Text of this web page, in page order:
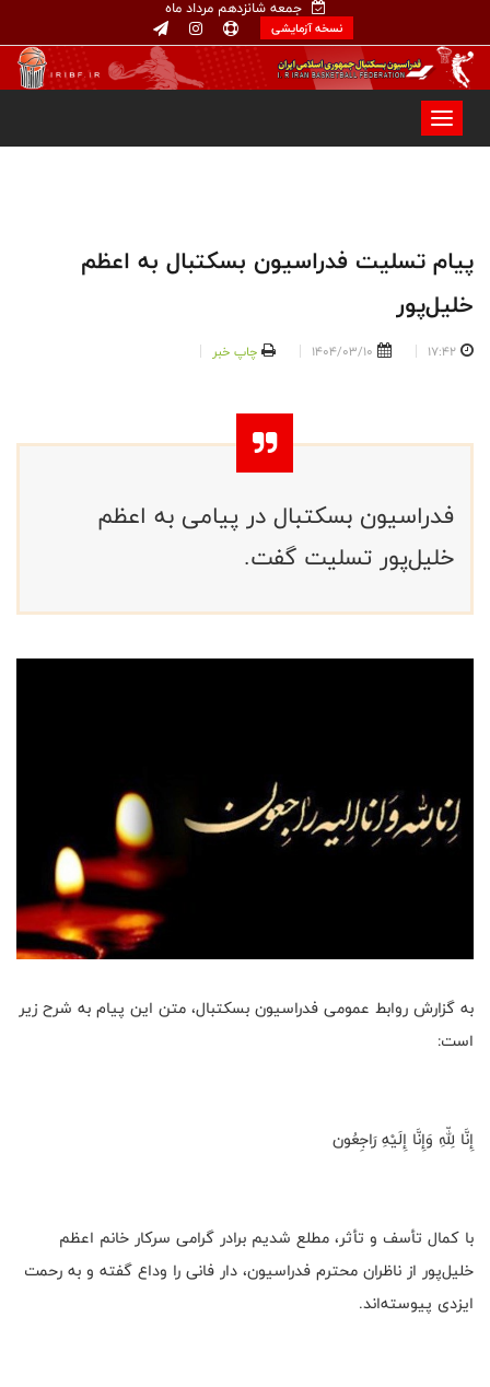
جمعه شانزدهم مرداد ماه
نسخه آزمایشی
پیام تسلیت فدراسیون بسکتبال به اعظم
خلیل‌پور
17:42
1404/03/10 چاپ خبر
فدراسیون بسکتبال در پیامی به اعظم
خلیل‌پور تسلیت گفت.
به گزارش روابط عمومی فدراسیون بسکتبال، متن این پیام به شرح زیر
است:
إِنَّا لِلّهِ وَإِنَّا إِلَیْهِ رَاجِعُون
با کمال تأسف و تأثر، مطلع شدیم برادر گرامی سرکار خانم اعظم
خلیل‌پور از ناظران محترم فدراسیون، دار فانی را وداع گفته و به رحمت
ایزدی پیوسته‌اند.